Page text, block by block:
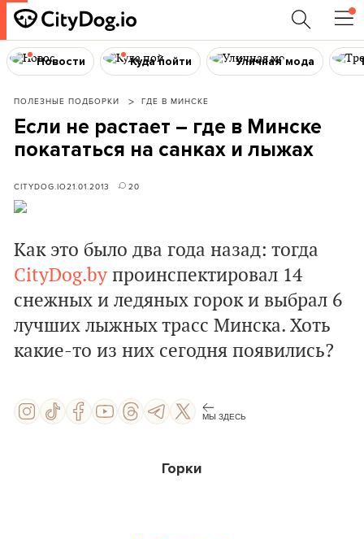
Новости Куда пойти Уличная мода
ПОЛЕЗНЫЕ ПОДБОРКИ ГДЕ В МИНСКЕ
Если не растает – где в Минске
покататься на санках и лыжах
CITYDOG.IO21.01.2013 20
Как это было два года назад: тогда
CityDog.by проинспектировал 14
снежных и ледяных горок и выбрал 6
лучших лыжных трасс Минска. Хоть
какие-то из них сегодня появились?
МЫ ЗДЕСЬ
Горки